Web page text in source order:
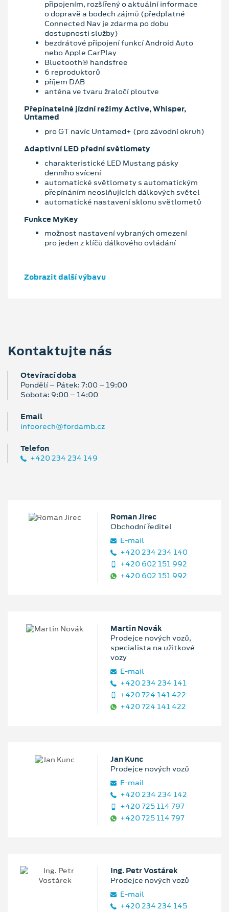
připojením, rozšířený o aktuální informace
o dopravě a bodech zájmů (předplatné
Connected Nav je zdarma po dobu
dostupnosti služby)
bezdrátové připojení funkcí Android Auto
nebo Apple CarPlay
Bluetooth® handsfree
6 reproduktorů
příjem DAB
anténa ve tvaru žraločí ploutve
Přepínatelné jízdní režimy Active, Whisper,
Untamed
pro GT navíc Untamed+ (pro závodní okruh)
Adaptivní LED přední světlomety
charakteristické LED Mustang pásky
denního svícení
automatické světlomety s automatickým
přepínáním neoslňujících dálkových světel
automatické nastavení sklonu světlometů
Funkce MyKey
možnost nastavení vybraných omezení
pro jeden z klíčů dálkového ovládání
Zobrazit další výbavu
Kontaktujte nás
Otevírací doba
Pondělí – Pátek: 7:00 – 19:00
Sobota: 9:00 – 14:00
Email
infoorech@fordamb.cz
Telefon
+420 234 234 149
Roman Jirec
Obchodní ředitel
E‑mail
+420 234 234 140
+420 602 151 992
+420 602 151 992
Martin Novák
Prodejce nových vozů,
specialista na užitkové
vozy
E‑mail
+420 234 234 141
+420 724 141 422
+420 724 141 422
Jan Kunc
Prodejce nových vozů
E‑mail
+420 234 234 142
+420 725 114 797
+420 725 114 797
Ing. Petr Vostárek
Prodejce nových vozů
E‑mail
+420 234 234 145